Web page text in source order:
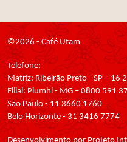
©2026 - Café Utam
Telefone:
Matriz: Ribeirão Preto - SP – 16
Filial: Piumhi - MG – 0800 591
São Paulo - 11 3660 1760
Belo Horizonte - 31 3416 7774
Desenvolvimento por Projeto